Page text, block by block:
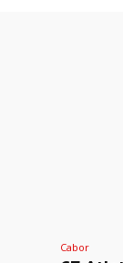
Cabor